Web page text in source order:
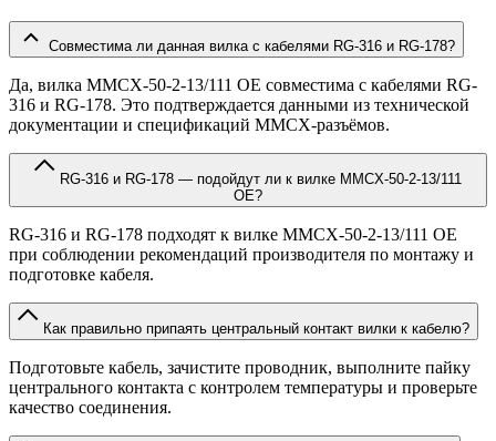
Совместима ли данная вилка с кабелями RG-316 и RG-178?
Да, вилка MMCX-50-2-13/111 OE совместима с кабелями RG-
316 и RG-178. Это подтверждается данными из технической
документации и спецификаций MMCX-разъёмов.
OE?
RG-316 и RG-178 подходят к вилке MMCX-50-2-13/111 OE
при соблюдении рекомендаций производителя по монтажу и
подготовке кабеля.
Как правильно припаять центральный контакт вилки к кабелю?
Подготовьте кабель, зачистите проводник, выполните пайку
центрального контакта с контролем температуры и проверьте
качество соединения.